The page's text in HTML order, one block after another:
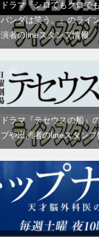
ドラマ『シロでもクロで
パンダは笑う。』のライ
演者のlineスタンプ情報
ドラマ『テセウスの船』
プや出演者のlineスタン